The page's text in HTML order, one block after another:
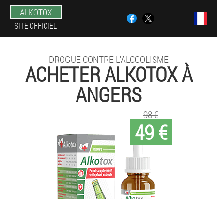
ALKOTOX
SITE OFFICIEL
DROGUE CONTRE L'ALCOOLISME
ACHETER ALKOTOX À
ANGERS
49 €
98 €